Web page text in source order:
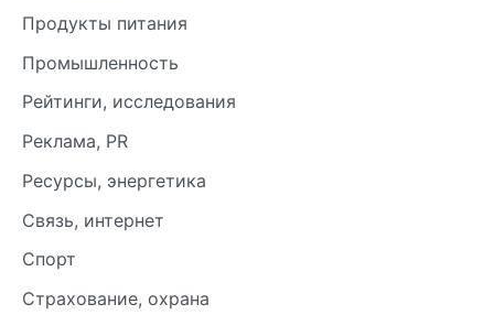
Продукты питания
Промышленность
Рейтинги, исследования
Реклама, PR
Ресурсы, энергетика
Связь, интернет
Спорт
Страхование, охрана